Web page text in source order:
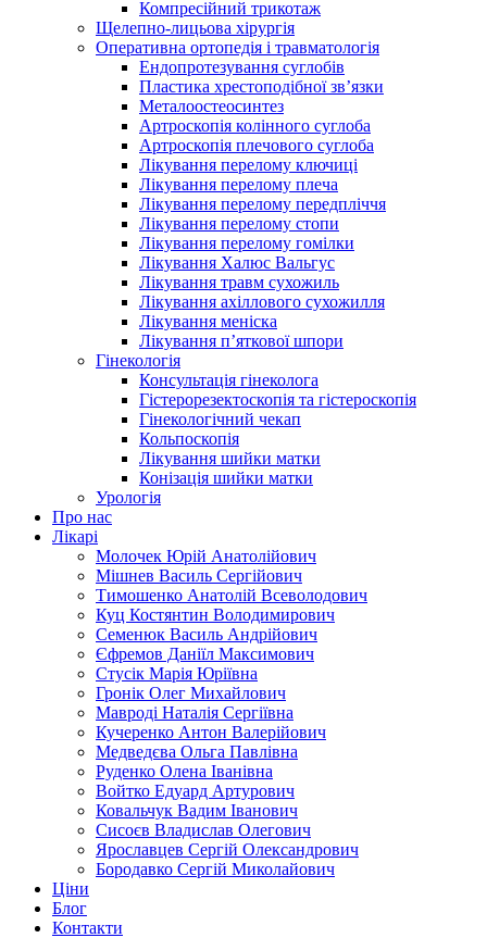
Компресійний трикотаж
Щелепно-лицьова хірургія
Оперативна ортопедія і травматологія
Ендопротезування суглобів
Пластика хрестоподібної зв’язки
Металоостеосинтез
Артроскопія колінного суглоба
Артроскопія плечового суглоба
Лікування перелому ключиці
Лікування перелому плеча
Лікування перелому передпліччя
Лікування перелому стопи
Лікування перелому гомілки
Лікування Халюс Вальгус
Лікування травм сухожиль
Лікування ахіллового сухожилля
Лікування меніска
Лікування п’яткової шпори
Гінекологія
Консультація гінеколога
Гістерорезектоскопія та гістероскопія
Гінекологічний чекап
Кольпоскопія
Лікування шийки матки
Конізація шийки матки
Урологія
Про нас
Лікарі
Молочек Юрій Анатолійович
Мішнев Василь Сергійович
Тимошенко Анатолій Всеволодович
Куц Костянтин Володимирович
Семенюк Василь Андрійович
Єфремов Даніїл Максимович
Стусік Марія Юріївна
Гронік Олег Михайлович
Мавроді Наталія Сергіївна
Кучеренко Антон Валерійович
Медведєва Ольга Павлівна
Руденко Олена Іванівна
Войтко Едуард Артурович
Ковальчук Вадим Іванович
Сисоєв Владислав Олегович
Ярославцев Сергій Олександрович
Бородавко Сергій Миколайович
Ціни
Блог
Контакти